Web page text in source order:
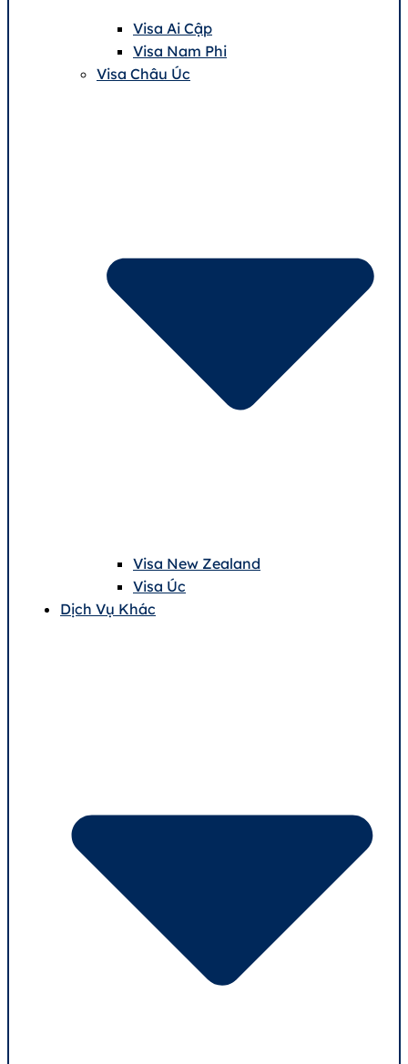
Visa Ai Cập
Visa Nam Phi
Visa Châu Úc
Visa New Zealand
Visa Úc
Dịch Vụ Khác